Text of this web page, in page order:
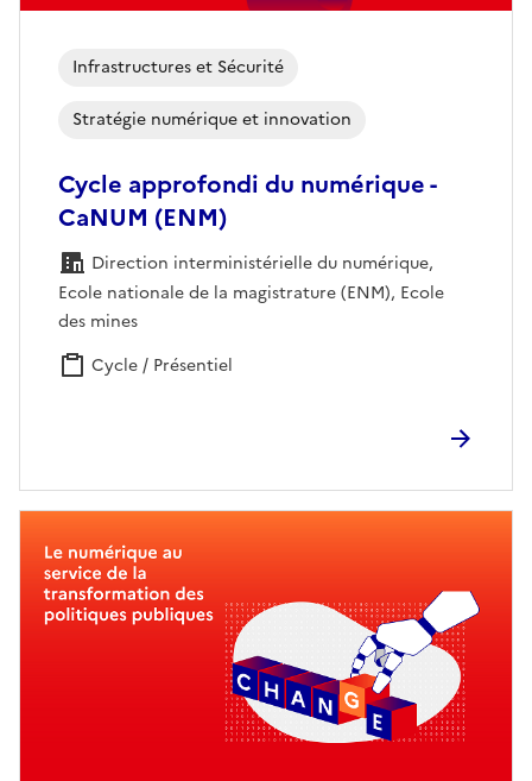
Infrastructures et Sécurité
Stratégie numérique et innovation
Cycle approfondi du numérique -
CaNUM (ENM)
Direction interministérielle du numérique,
Ecole nationale de la magistrature (ENM), Ecole
des mines
Cycle / Présentiel